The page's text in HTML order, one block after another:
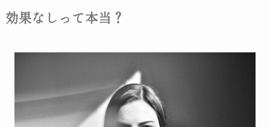
効果なしって本当？